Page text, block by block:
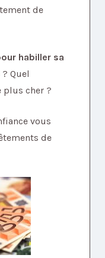
de
habiller sa
Quel
plus cher ?
vous
de